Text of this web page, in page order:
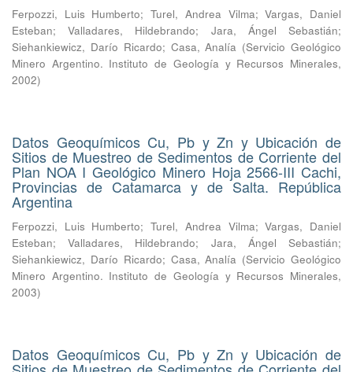
Ferpozzi, Luis Humberto;Turel, Andrea Vilma;Vargas, Daniel
Esteban;Valladares, Hildebrando; Jara, Ángel Sebastián;
Siehankiewicz, Darío Ricardo; Casa, Analía (Servicio Geológico
Minero Argentino. Instituto de Geología y Recursos Minerales,
2002)
Datos Geoquímicos Cu, Pb y Zn y Ubicación de
Sitios de Muestreo de Sedimentos de Corriente del
Plan NOA I Geológico Minero Hoja 2566-III Cachi,
Provincias de Catamarca y de Salta. República
Argentina
Ferpozzi, Luis Humberto;Turel, Andrea Vilma;Vargas, Daniel
Esteban;Valladares, Hildebrando; Jara, Ángel Sebastián;
Siehankiewicz, Darío Ricardo; Casa, Analía (Servicio Geológico
Minero Argentino. Instituto de Geología y Recursos Minerales,
2003)
Datos Geoquímicos Cu, Pb y Zn y Ubicación de